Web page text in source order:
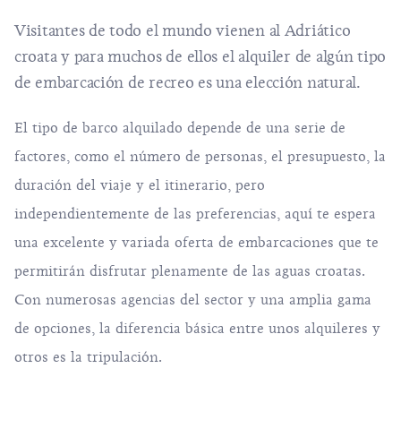
Visitantes de todo el mundo vienen al Adriático
croata y para muchos de ellos el alquiler de algún tipo
de embarcación de recreo es una elección natural.
El tipo de barco alquilado depende de una serie de
factores, como el número de personas, el presupuesto, la
duración del viaje y el itinerario, pero
independientemente de las preferencias, aquí te espera
una excelente y variada oferta de embarcaciones que te
permitirán disfrutar plenamente de las aguas croatas.
Con numerosas agencias del sector y una amplia gama
de opciones, la diferencia básica entre unos alquileres y
otros es la tripulación.